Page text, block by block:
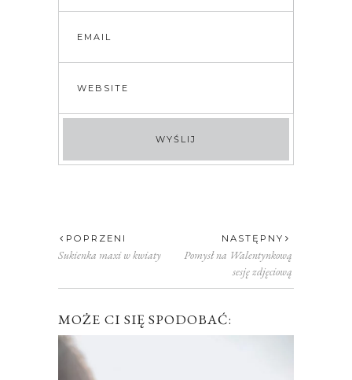
POPRZENI
Sukienka maxi w kwiaty
NASTĘPNY
Pomysł na Walentynkową
sesję zdjęciową
MOŻE CI SIĘ SPODOBAĆ: